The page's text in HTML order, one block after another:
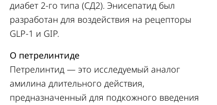
диабет 2-го типа (СД2). Энисепатид был
разработан для воздействия на рецепторы
GLP-1 и GIP.
О петрелинтиде
Петрелинтид — это исследуемый аналог
амилина длительного действия,
предназначенный для подкожного введения